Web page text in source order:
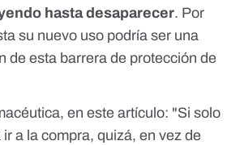
hasta desaparecer. Por
su nuevo uso podría ser una
de esta barrera de protección de
en este artículo: "Si solo
a la compra, quizá, en vez de